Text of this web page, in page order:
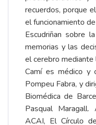
recuerdos, porque
el funcionamiento
Escudriñan sobre
memorias y las
el cerebro mediante
Camí es médico y
Pompeu Fabra, y
Biomédica de
Pasqual
ACAI, El Círculo